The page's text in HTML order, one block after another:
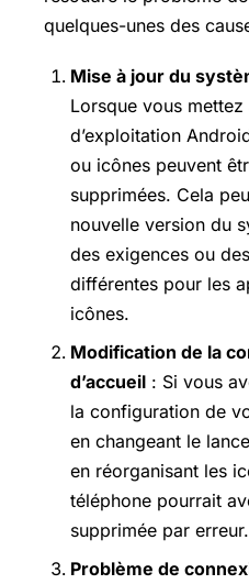
quelques-unes des
Mise à jour du
Lorsque vous
d’exploitation
ou icônes peuvent
supprimées. Cela
nouvelle version du
des exigences ou
différentes pour les
icônes.
Modification de la
d’accueil : Si vous
la configuration de
en changeant le
en réorganisant les
téléphone pourrait
supprimée par erreur.
Problème de